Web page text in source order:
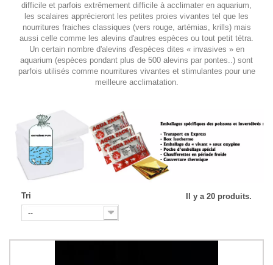
difficile et parfois extrêmement difficile à acclimater en aquarium,
les scalaires apprécieront les petites proies vivantes tel que les
nourritures fraiches classiques (vers rouge, artémias, krills) mais
aussi celle comme les alevins d'autres espèces ou tout petit tétra.
Un certain nombre d'alevins d'espèces dites « invasives » en
aquarium (espèces pondant plus de 500 alevins par pontes..) sont
parfois utilisés comme nourritures vivantes et stimulantes pour une
meilleure acclimatation.
Tri
--
Il y a 20 produits.